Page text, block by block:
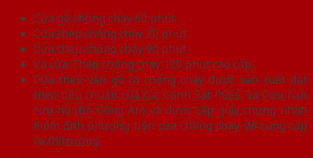
Cửa gỗ chống cháy 60 phút.
Cửa thép chống cháy 70 phút
Cửa thép chống cháy 90 phút
Và cửa Thép chống cháy 120 phút cao cấp.
Cửa thép vân gỗ có chống cháy được sản xuất đạt
theo tiêu chuẩn của cục Cảnh Sát PCCC và Cứu nạn
cứu hộ (Bộ Công An) và được cấp giấy chứng nhận
kiểm định phương tiện cửa chống cháy để cung cấp
ra thị trường.